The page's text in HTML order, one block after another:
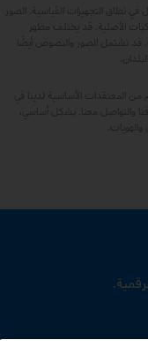
التجهيزات القياسية. الصور
الأصلية. قد يختلف مظهر
تشتمل الصور والنصوص أيضًا
من المعتقدات الأساسية لدينا في